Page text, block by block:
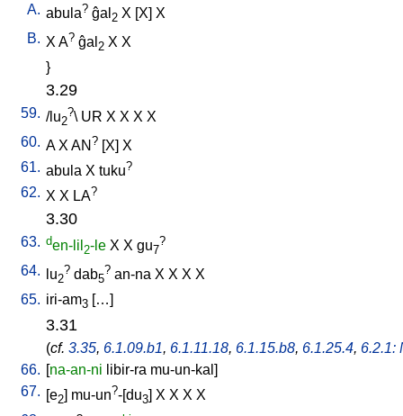
A. abula? ĝal 2 X [X] X
B. X A? ĝal 2 X X
}
3.29
59. /lu2
?\ UR X X X X
60. A X AN ? [X] X
61. abula X tuku?
62. X X LA?
3.30
63. den-lil 2-le X X gu7
?
64. lu2
? dab5
? an-na X X X X
65. iri-am3 […]
3.31
(cf. 3.35, 6.1.09.b1, 6.1.11.18, 6.1.15.b8, 6.1.25.4, 6.2.1:
66. [na-an-ni libir-ra mu-un-kal ]
67. [e2] mu-un?-[du3] X X X X